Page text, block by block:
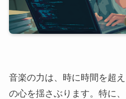
音楽の力は、時に時間を超
の心を揺さぶります。特に